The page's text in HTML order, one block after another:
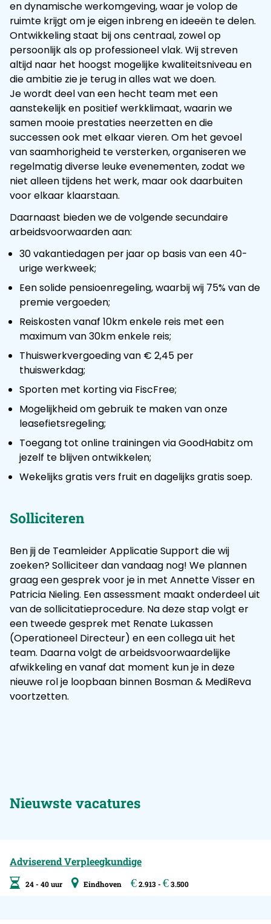
en dynamische werkomgeving, waar je volop de
ruimte krijgt om je eigen inbreng en ideeën te delen.
Ontwikkeling staat bij ons centraal, zowel op
persoonlijk als op professioneel vlak. Wij streven
altijd naar het hoogst mogelijke kwaliteitsniveau en
die ambitie zie je terug in alles wat we doen.
Je wordt deel van een hecht team met een
aanstekelijk en positief werkklimaat, waarin we
samen mooie prestaties neerzetten en die
successen ook met elkaar vieren. Om het gevoel
van saamhorigheid te versterken, organiseren we
regelmatig diverse leuke evenementen, zodat we
niet alleen tijdens het werk, maar ook daarbuiten
voor elkaar klaarstaan.
Daarnaast bieden we de volgende secundaire
arbeidsvoorwaarden aan:
30 vakantiedagen per jaar op basis van een 40-
urige werkweek;
Een solide pensioenregeling, waarbij wij 75% van de
premie vergoeden;
Reiskosten vanaf 10km enkele reis met een
maximum van 30km enkele reis;
Thuiswerkvergoeding van € 2,45 per
thuiswerkdag;
Sporten met korting via FiscFree;
Mogelijkheid om gebruik te maken van onze
leasefietsregeling;
Toegang tot online trainingen via GoodHabitz om
jezelf te blijven ontwikkelen;
Wekelijks gratis vers fruit en dagelijks gratis soep.
Solliciteren
Ben jij de Teamleider Applicatie Support die wij
zoeken? Solliciteer dan vandaag nog! We plannen
graag een gesprek voor je in met Annette Visser en
Patricia Nieling. Een assessment maakt onderdeel uit
van de sollicitatieprocedure. Na deze stap volgt er
een tweede gesprek met Renate Lukassen
(Operationeel Directeur) en een collega uit het
team. Daarna volgt de arbeidsvoorwaardelijke
afwikkeling en vanaf dat moment kun je in deze
nieuwe rol je loopbaan binnen Bosman & MediReva
voortzetten.
Nieuwste vacatures
Adviserend Verpleegkundige
24 - 40 uur Eindhoven €2.913 - €3.500